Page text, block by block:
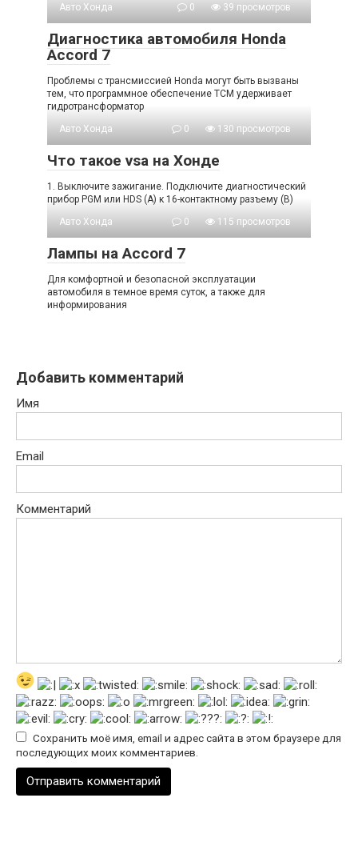
Авто Хонда
0 39 просмотров
Диагностика автомобиля Honda
Accord 7
Проблемы с трансмиссией Honda могут быть вызваны
тем, что программное обеспечение TCM удерживает
гидротрансформатор
Авто Хонда
0 130 просмотров
Что такое vsa на Хонде
1. Выключите зажигание. Подключите диагностический
прибор PGM или HDS (A) к 16-контактному разъему (B)
Авто Хонда
0 115 просмотров
Лампы на Accord 7
Для комфортной и безопасной эксплуатации
автомобиля в темное время суток, а также для
информирования
Добавить комментарий
Имя
Email
Комментарий
Сохранить моё имя, email и адрес сайта в этом браузере для
последующих моих комментариев.